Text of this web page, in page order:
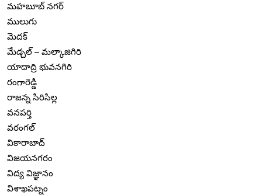
మహబూబ్ నగర్
ములుగు
మెదక్
మేడ్చల్ – మల్కాజిగిరి
యాదాద్రి భువనగిరి
రంగారెడ్డి
రాజన్న సిరిసిల్ల
వనపర్తి
వరంగల్
వికారాబాద్
విజయనగరం
విద్య విజ్ఞానం
విశాఖపట్నం